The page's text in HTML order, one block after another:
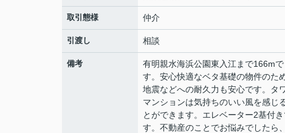
取引態様 仲介
引渡し 相談
備考
有明親水海浜公園東入江まで166mで
す。安心快適なベタ基礎の物件のた
地震などへの耐久力も安心です。タ
マンションは気持ちのいい風を感じ
とができます。エレベーター2基付
す。不動産のことでお悩みでしたら